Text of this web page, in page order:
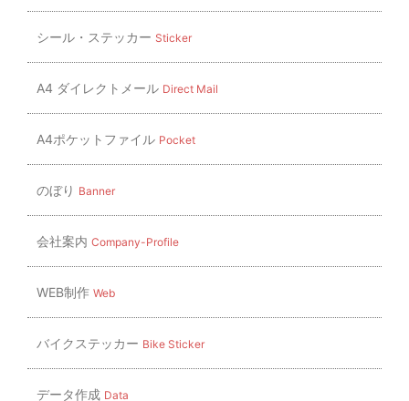
シール・ステッカー Sticker
A4 ダイレクトメール Direct Mail
A4ポケットファイル Pocket
のぼり Banner
会社案内 Company-Profile
WEB制作 Web
バイクステッカー Bike Sticker
データ作成 Data